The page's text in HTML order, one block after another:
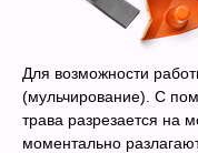
Для возможности
(мульчирование). С
трава разрезается на
моментально